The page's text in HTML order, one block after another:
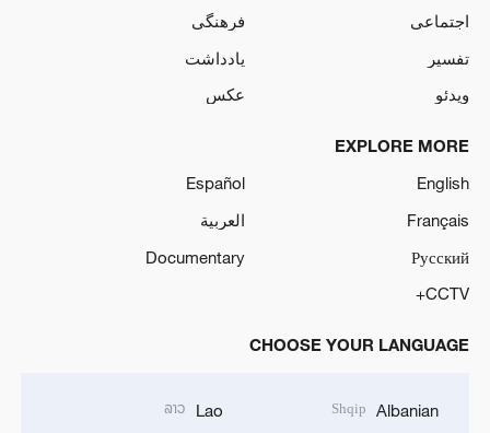
اجتماعی
فرهنگی
تفسیر
یادداشت
ویدئو
عکس
EXPLORE MORE
English
Español
Français
العربية
Русский
Documentary
CCTV+
CHOOSE YOUR LANGUAGE
Albanian
Shqip
Lao
ລາວ